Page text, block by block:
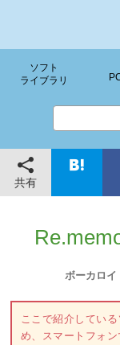
ソフト
ライブラリ
共有
ボーカロ
ここで紹介してい
め、スマートフォン